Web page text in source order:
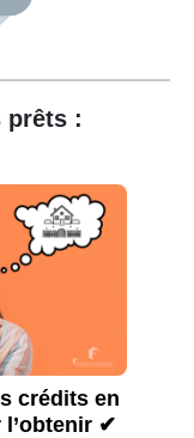
prêts :
crédits en
✔